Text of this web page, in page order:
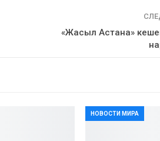
«Жасыл Астана»
НОВОСТИ МИРА